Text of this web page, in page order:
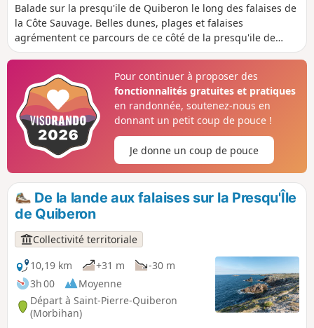
Balade sur la presqu'ile de Quiberon le long des falaises de
la Côte Sauvage. Belles dunes, plages et falaises
agrémentent ce parcours de ce côté de la presqu'ile de
Quiberon où la puissance de la mer s'exprime pleinement.
Pour continuer à proposer des
fonctionnalités gratuites et pratiques
en randonnée, soutenez-nous en
donnant un petit coup de pouce !
Je donne un coup de pouce
De la lande aux falaises sur la Presqu'Île
de Quiberon
Collectivité territoriale
10,19 km
+31 m
-30 m
3h 00
Moyenne
Départ à Saint-Pierre-Quiberon
(Morbihan)